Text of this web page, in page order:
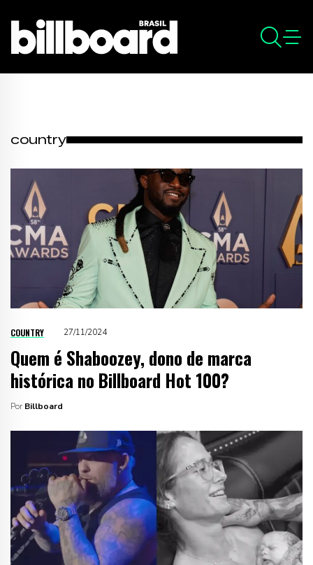
country
COUNTRY 27/11/2024
Quem é Shaboozey, dono de marca
histórica no Billboard Hot 100?
Por Billboard